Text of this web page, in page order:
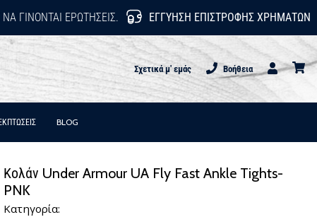
ΝΑ ΓΊΝΟΝΤΑΙ ΕΡΩΤΉΣΕΙΣ. ΕΓΓΎΗΣΗ ΕΠΙΣΤΡΟΦΉΣ ΧΡΗΜΆΤΩΝ
Σχετικά μ' εμάς
Βοήθεια
Χρήστης
BLOG
Κολάν Under Armour UA Fly Fast Ankle Tights-
PNK
Κατηγορία: